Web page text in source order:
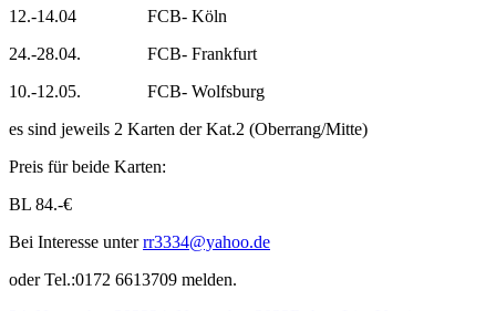
12.-14.04 FCB- Köln
24.-28.04. FCB- Frankfurt
10.-12.05. FCB- Wolfsburg
es sind jeweils 2 Karten der Kat.2 (Oberrang/Mitte)
Preis für beide Karten:
BL 84.-€
Bei Interesse unterrr3334@yahoo.de
oder Tel.:0172 6613709 melden.